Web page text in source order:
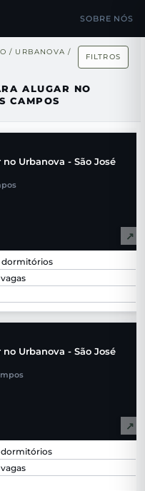
SOBRE NÓS
/ URBANOVA /
FILTROS
ALUGAR NO
CAMPOS
Urbanova - São José
↗
dormitórios
Urbanova - São José
↗
dormitórios